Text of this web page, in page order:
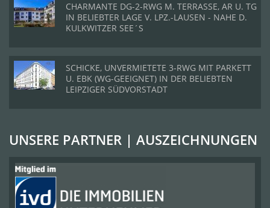
CHARMANTE DG-2-RWG M. TERRASSE, AR U. TG
IN BELIEBTER LAGE V. LPZ.-LAUSEN - NAHE D.
KULKWITZER SEE´S
SCHICKE, UNVERMIETETE 3-RWG MIT PARKETT
U. EBK (WG-GEEIGNET) IN DER BELIEBTEN
LEIPZIGER SÜDVORSTADT
UNSERE PARTNER | AUSZEICHNUNGEN